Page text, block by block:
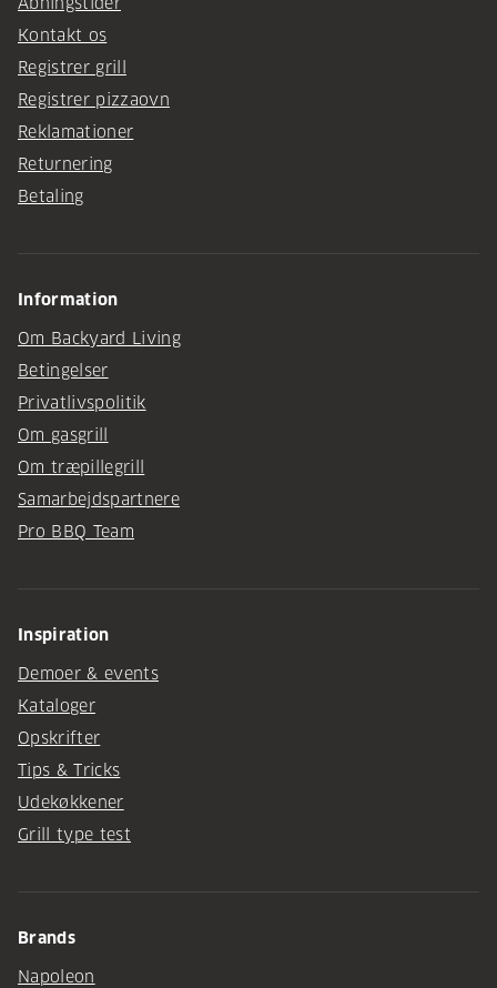
Kontakt os
Registrer grill
Registrer pizzaovn
Reklamationer
Returnering
Betaling
Information
Om Backyard Living
Betingelser
Privatlivspolitik
Om gasgrill
Om træpillegrill
Samarbejdspartnere
Pro BBQ Team
Inspiration
Demoer & events
Kataloger
Opskrifter
Tips & Tricks
Udekøkkener
Grill type test
Brands
Napoleon